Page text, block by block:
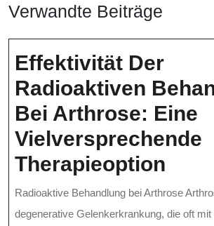
Verwandte Beiträge
Effektivität Der
Radioaktiven
Bei Arthrose: Eine
Vielversprechende
Therapieoption
Der
Radioaktive Behandlung bei Arthrose
degenerative Gelenkerkrankung, die oft